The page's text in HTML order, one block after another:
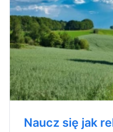
Naucz się jak